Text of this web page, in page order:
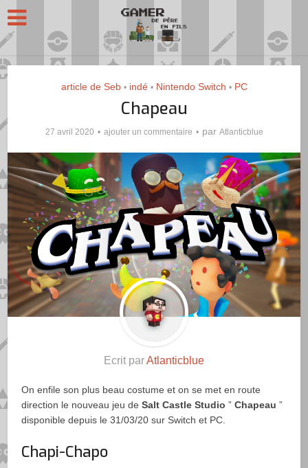
article de Seb • indé • Nintendo Switch • PC
Chapeau
27 avril 2020 ajouter un commentaire par Atlanticblue
Ecrit parAtlanticblue
On enfile son plus beau costume et on se met en route
direction le nouveau jeu deSalt Castle Studio ”Chapeau ”
disponible depuis le 31/03/20 sur Switch et PC.
Chapi-Chapo